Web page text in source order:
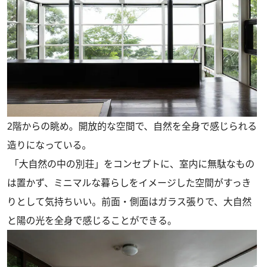
2階からの眺め。開放的な空間で、自然を全身で感じられる
造りになっている。
「大自然の中の別荘」をコンセプトに、室内に無駄なもの
は置かず、ミニマルな暮らしをイメージした空間がすっき
りとして気持ちいい。前面・側面はガラス張りで、大自然
と陽の光を全身で感じることができる。